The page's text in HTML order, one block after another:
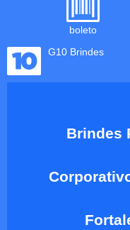
boleto
G10 Brindes
Brindes